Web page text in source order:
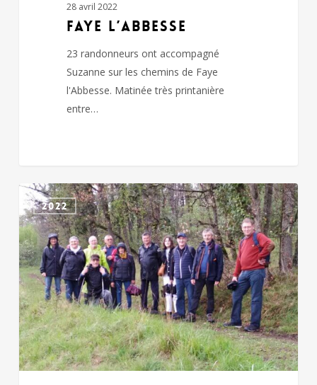
28 avril 2022
FAYE L’ABBESSE
23 randonneurs ont accompagné
Suzanne sur les chemins de Faye
l'Abbesse. Matinée très printanière
entre…
VELUCHE
2022